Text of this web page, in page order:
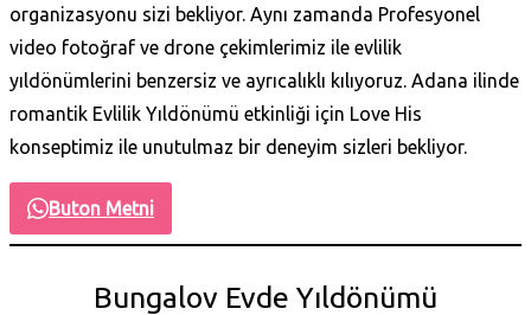
organizasyonu sizi bekliyor. Aynı zamanda Profesyonel
video fotoğraf ve drone çekimlerimiz ile evlilik
yıldönümlerini benzersiz ve ayrıcalıklı kılıyoruz. Adana ilinde
romantik Evlilik Yıldönümü etkinliği için Love His
konseptimiz ile unutulmaz bir deneyim sizleri bekliyor.
Buton Metni
Bungalov Evde Yıldönümü